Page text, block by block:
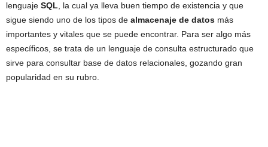
lenguaje SQL , la cual ya lleva buen tiempo de existencia y que
sigue siendo uno de los tipos de almacenaje de datos más
importantes y vitales que se puede encontrar. Para ser algo más
específicos, se trata de un lenguaje de consulta estructurado que
sirve para consultar base de datos relacionales, gozando gran
popularidad en su rubro.